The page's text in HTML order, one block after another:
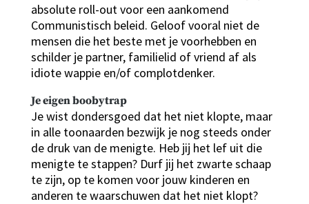
absolute roll-out voor een aankomend
Communistisch beleid. Geloof vooral niet de
mensen die het beste met je voorhebben en
schilder je partner, familielid of vriend af als
idiote wappie en/of complotdenker.
Je eigen boobytrap
Je wist dondersgoed dat het niet klopte, maar
in alle toonaarden bezwijk je nog steeds onder
de druk van de menigte. Heb jij het lef uit die
menigte te stappen? Durf jij het zwarte schaap
te zijn, op te komen voor jouw kinderen en
anderen te waarschuwen dat het niet klopt?